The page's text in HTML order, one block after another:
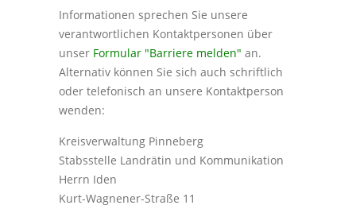
Informationen sprechen Sie unsere
verantwortlichen Kontaktpersonen über
unser Formular "Barriere melden" an.
Alternativ können Sie sich auch schriftlich
oder telefonisch an unsere Kontaktperson
wenden:
Kreisverwaltung Pinneberg
Stabsstelle Landrätin und Kommunikation
Herrn Iden
Kurt-Wagnener-Straße 11